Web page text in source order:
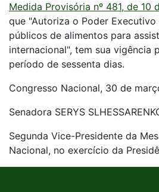
Medida Provisória nº 481, de 10
que "Autoriza o Poder
públicos de alimentos para
internacional", tem sua vigência
período de sessenta dias.
Congresso Nacional, 30 de
Senadora SERYS
Segunda Vice-Presidente da
Nacional, no exercício da